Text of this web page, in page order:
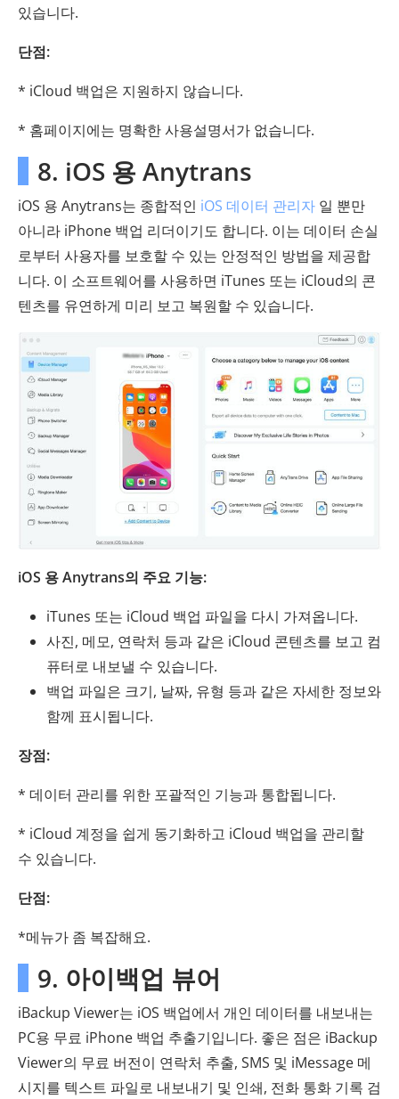
있습니다.
단점:
* iCloud 백업은 지원하지 않습니다.
* 홈페이지에는 명확한 사용설명서가 없습니다.
8. iOS 용 Anytrans
iOS 용 Anytrans는 종합적인 iOS 데이터 관리자 일 뿐만
아니라 iPhone 백업 리더이기도 합니다. 이는 데이터 손실
로부터 사용자를 보호할 수 있는 안정적인 방법을 제공합
니다. 이 소프트웨어를 사용하면 iTunes 또는 iCloud의 콘
텐츠를 유연하게 미리 보고 복원할 수 있습니다.
iOS 용 Anytrans의 주요 기능:
iTunes 또는 iCloud 백업 파일을 다시 가져옵니다.
사진, 메모, 연락처 등과 같은 iCloud 콘텐츠를 보고 컴
퓨터로 내보낼 수 있습니다.
백업 파일은 크기, 날짜, 유형 등과 같은 자세한 정보와
함께 표시됩니다.
장점:
* 데이터 관리를 위한 포괄적인 기능과 통합됩니다.
* iCloud 계정을 쉽게 동기화하고 iCloud 백업을 관리할
수 있습니다.
단점:
*메뉴가 좀 복잡해요.
9. 아이백업 뷰어
iBackup Viewer는 iOS 백업에서 개인 데이터를 내보내는
PC용 무료 iPhone 백업 추출기입니다. 좋은 점은 iBackup
Viewer의 무료 버전이 연락처 추출, SMS 및 iMessage 메
시지를 텍스트 파일로 내보내기 및 인쇄, 전화 통화 기록 검